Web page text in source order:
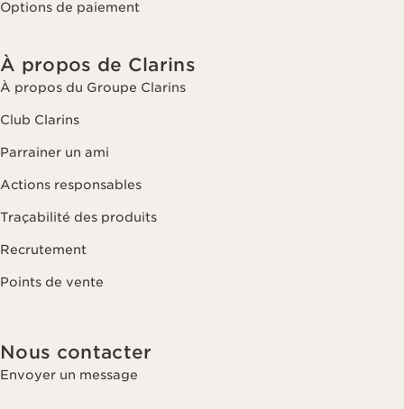
Options de paiement
À propos de Clarins
À propos du Groupe Clarins
Club Clarins
Parrainer un ami
Actions responsables
Traçabilité des produits
Recrutement
Points de vente
Nous contacter
Envoyer un message